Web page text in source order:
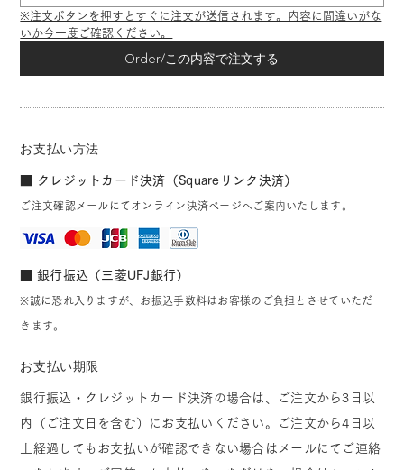
※注文ボタンを押すとすぐに注文が送信されます。内容に間違いがな
いか今一度ご確認ください。
Order/この内容で注文する
お支払い方法
■ クレジットカード決済（Squareリンク決済）
ご注文確認メールにてオンライン決済ページへご案内いたします。
■ 銀行振込（三菱UFJ銀行）
※誠に恐れ入りますが、お振込手数料はお客様のご負担とさせていただ
きます。
お支払い期限
銀行振込・クレジットカード決済の場合は、ご注文から3日以
内（ご注文日を含む）にお支払いください。ご注文から4日以
上経過してもお支払いが確認できない場合はメールにてご連絡